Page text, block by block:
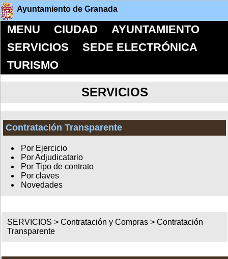
Ayuntamiento de Granada
MENU CIUDAD
AYUNTAMIENTO
SERVICIOS
SEDE ELECTRÓNICA
TURISMO
SERVICIOS
Contratación Transparente
Por Ejercicio
Por Adjudicatario
Por Tipo de contrato
Por claves
Novedades
SERVICIOS >Contratación y Compras >Contratación
Transparente